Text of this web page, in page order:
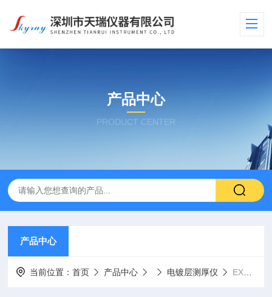
产品中心
PRODUCT CENTER
产品中心
当前位置：首页 产品中心 电镀层测厚仪 EXPLORER3000江苏手持式铜镀银测厚仪